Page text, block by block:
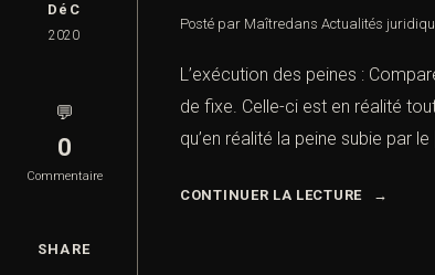
DéC
2020
💬
0
Commentaire
SHARE
Posté par Maîtredans Actualités
L’exécution des peines :
de fixe. Celle-ci est en réalité
qu’en réalité la peine subie par le
CONTINUER LA LECTURE